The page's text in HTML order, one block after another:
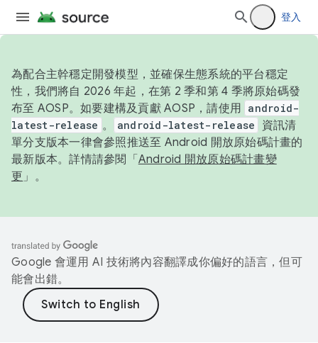
登入
為配合主幹穩定開發模型，並確保生態系統的平台穩定
性，我們將自 2026 年起，在第 2 季和第 4 季將原始碼發
布至 AOSP。如要建構及貢獻 AOSP，請使用 android-
latest-release 。 android-latest-release
資訊清
單分支版本一律會參照推送至 Android 開放原始碼計畫的
最新版本。詳情請參閱「 Android 開放原始碼計畫變
更 」。
Google 會運用 AI 技術將內容翻譯成你偏好的語言，但可
能會出錯。